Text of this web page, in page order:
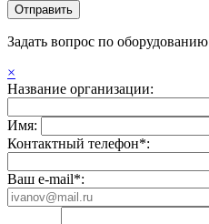
Задать вопрос по оборудованию
×
Название организации:
Имя:
Контактный телефон*:
Ваш e-mail*: